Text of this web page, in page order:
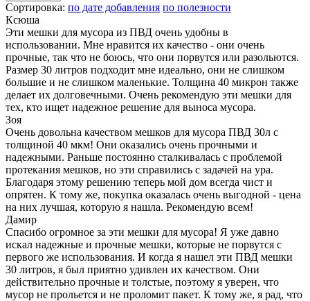
Сортировка: по дате добавления по полезности
Ксюша
Эти мешки для мусора из ПВД очень удобны в
использовании. Мне нравится их качество - они очень
прочные, так что не боюсь, что они порвутся или разольются.
Размер 30 литров подходит мне идеально, они не слишком
большие и не слишком маленькие. Толщина 40 микрон также
делает их долговечными. Очень рекомендую эти мешки для
тех, кто ищет надежное решение для выноса мусора.
Зоя
Очень довольна качеством мешков для мусора ПВД 30л с
толщиной 40 мкм! Они оказались очень прочными и
надежными. Раньше постоянно сталкивалась с проблемой
протекания мешков, но эти справились с задачей на ура.
Благодаря этому решению теперь мой дом всегда чист и
опрятен. К тому же, покупка оказалась очень выгодной - цена
на них лучшая, которую я нашла. Рекомендую всем!
Дамир
Спасибо огромное за эти мешки для мусора! Я уже давно
искал надежные и прочные мешки, которые не порвутся с
первого же использования. И когда я нашел эти ПВД мешки
30 литров, я был приятно удивлен их качеством. Они
действительно прочные и толстые, поэтому я уверен, что
мусор не прольется и не проломит пакет. К тому же, я рад, что